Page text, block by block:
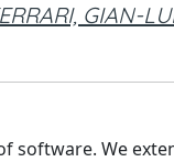
GIAN-
software. We